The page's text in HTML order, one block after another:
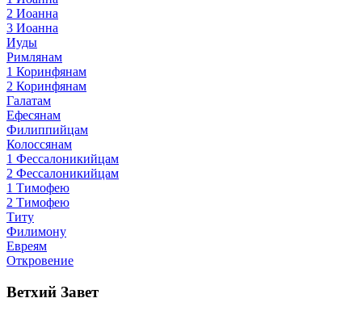
2 Иоанна
3 Иоанна
Иуды
Римлянам
1 Коринфянам
2 Коринфянам
Галатам
Ефесянам
Филиппийцам
Колоссянам
1 Фессалоникийцам
2 Фессалоникийцам
1 Тимофею
2 Тимофею
Титу
Филимону
Евреям
Откровение
Ветхий Завет